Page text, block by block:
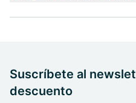
Suscríbete al
descuento